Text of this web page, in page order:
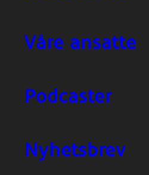
Våre ansatte
Podcaster
Nyhetsbrev